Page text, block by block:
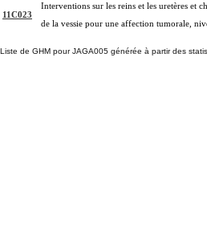
11C023
Interventions sur les reins et les uretères et
de la vessie pour une affection tumorale,
Liste de GHM pour JAGA005 générée à partir des